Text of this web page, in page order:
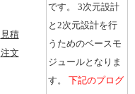
見積
注文
です。 3次元設計
と2次元設計を行
うためのベースモ
ジュールとなりま
す。 下記のプログ